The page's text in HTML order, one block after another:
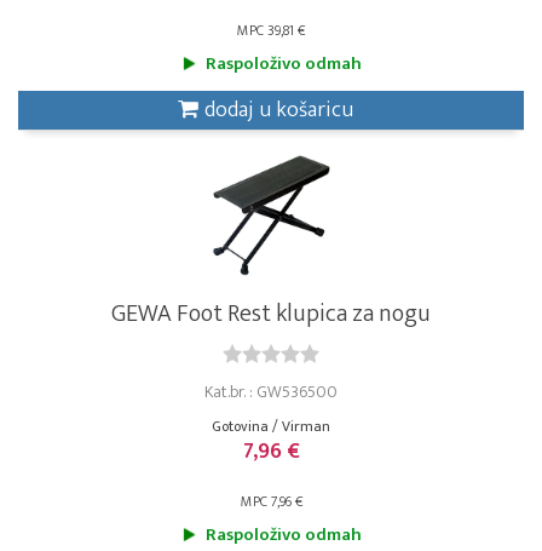
MPC 39,81 €
Raspoloživo odmah
dodaj u košaricu
GEWA Foot Rest klupica za nogu
Kat.br. : GW536500
Gotovina / Virman
7,96 €
MPC 7,96 €
Raspoloživo odmah